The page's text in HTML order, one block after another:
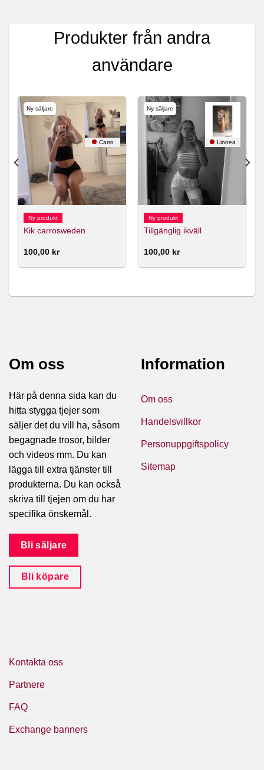
Produkter från andra
användare
Ny säljare
Carro
Ny produkt
Kik carrosweden
100,00 kr
Ny säljare
Linnea
Ny produkt
Tillgänglig ikväll
100,00 kr
Om oss
Här på denna sida kan du
hitta stygga tjejer som
säljer det du vill ha, såsom
begagnade trosor, bilder
och videos mm. Du kan
lägga till extra tjänster till
produkterna. Du kan också
skriva till tjejen om du har
specifika önskemål.
Bli säljare
Bli köpare
Information
Om oss
Handelsvillkor
Personuppgiftspolicy
Sitemap
Kontakta oss
Partnere
FAQ
Exchange banners